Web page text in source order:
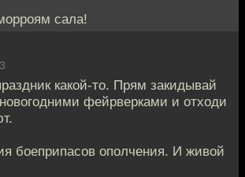
сала!
какой-то. Прям закидывай
фейрверками и отходи
боеприпасов ополчения. И живой